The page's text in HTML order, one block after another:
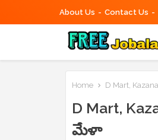
About Us Contact Us
Home D Mart,
D Mart,
మేళా